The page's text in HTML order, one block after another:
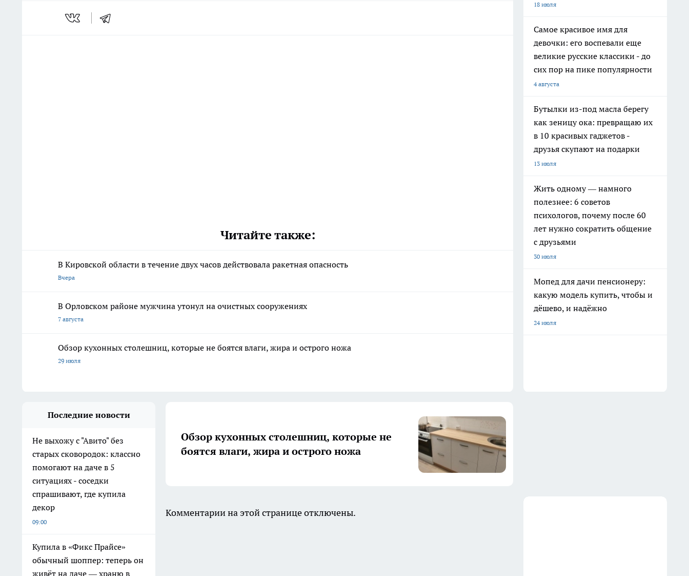
Читайте также:
В Кировской области в течение двух часов действовала ракетная опасность
Вчера
В Орловском районе мужчина утонул на очистных сооружениях
7 августа
Обзор кухонных столешниц, которые не боятся влаги, жира и острого ножа
29 июля
18 июля
Самое красивое имя для
девочки: его воспевали еще
великие русские классики - до
сих пор на пике популярности
4 августа
Бутылки из-под масла берегу
как зеницу ока: превращаю их
в 10 красивых гаджетов -
друзья скупают на подарки
13 июля
Жить одному — намного
полезнее: 6 советов
психологов, почему после 60
лет нужно сократить общение
с друзьями
30 июля
Мопед для дачи пенсионеру:
какую модель купить, чтобы и
дёшево, и надёжно
24 июля
Последние новости
Не выхожу с "Авито" без
старых сковородок: классно
помогают на даче в 5
ситуациях - соседки
спрашивают, где купила
декор
09:00
Купила в «Фикс Прайсе»
обычный шоппер: теперь он
живёт на даче — храню в
Обзор кухонных столешниц, которые не
боятся влаги, жира и острого ножа
Комментарии на этой странице отключены.